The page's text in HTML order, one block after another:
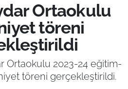
Ortaokulu
töreni
Ortaokulu 2023-24 eğitim-
töreni gerçekleştirildi.